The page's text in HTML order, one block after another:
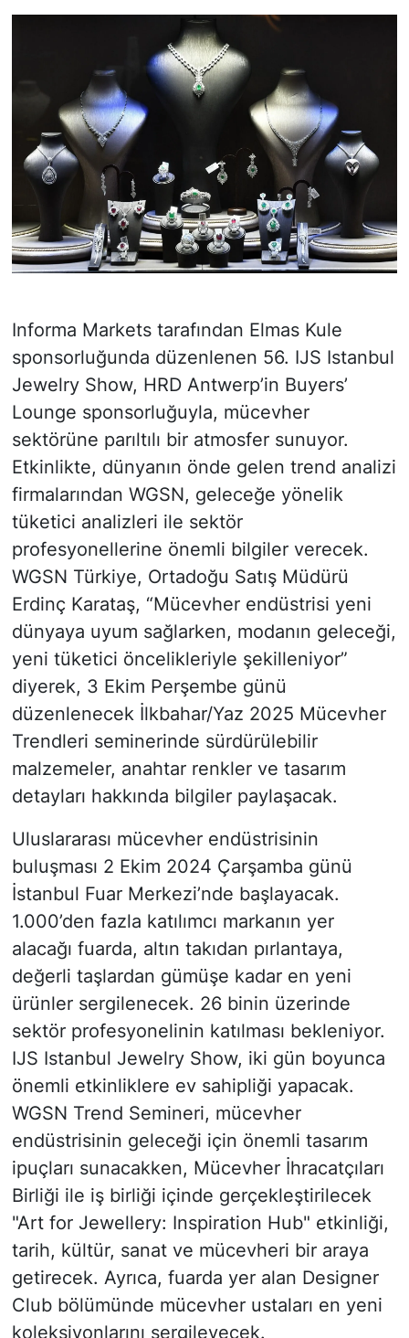
Informa Markets tarafından Elmas Kule
sponsorluğunda düzenlenen 56. IJS Istanbul
Jewelry Show, HRD Antwerp’in Buyers’
Lounge sponsorluğuyla, mücevher
sektörüne parıltılı bir atmosfer sunuyor.
Etkinlikte, dünyanın önde gelen trend analizi
firmalarından WGSN, geleceğe yönelik
tüketici analizleri ile sektör
profesyonellerine önemli bilgiler verecek.
WGSN Türkiye, Ortadoğu Satış Müdürü
Erdinç Karataş, “Mücevher endüstrisi yeni
dünyaya uyum sağlarken, modanın geleceği,
yeni tüketici öncelikleriyle şekilleniyor”
diyerek, 3 Ekim Perşembe günü
düzenlenecek İlkbahar/Yaz 2025 Mücevher
Trendleri seminerinde sürdürülebilir
malzemeler, anahtar renkler ve tasarım
detayları hakkında bilgiler paylaşacak.
Uluslararası mücevher endüstrisinin
buluşması 2 Ekim 2024 Çarşamba günü
İstanbul Fuar Merkezi’nde başlayacak.
1.000’den fazla katılımcı markanın yer
alacağı fuarda, altın takıdan pırlantaya,
değerli taşlardan gümüşe kadar en yeni
ürünler sergilenecek. 26 binin üzerinde
sektör profesyonelinin katılması bekleniyor.
IJS Istanbul Jewelry Show, iki gün boyunca
önemli etkinliklere ev sahipliği yapacak.
WGSN Trend Semineri, mücevher
endüstrisinin geleceği için önemli tasarım
ipuçları sunacakken, Mücevher İhracatçıları
Birliği ile iş birliği içinde gerçekleştirilecek
"Art for Jewellery: Inspiration Hub" etkinliği,
tarih, kültür, sanat ve mücevheri bir araya
getirecek. Ayrıca, fuarda yer alan Designer
Club bölümünde mücevher ustaları en yeni
koleksiyonlarını sergileyecek.